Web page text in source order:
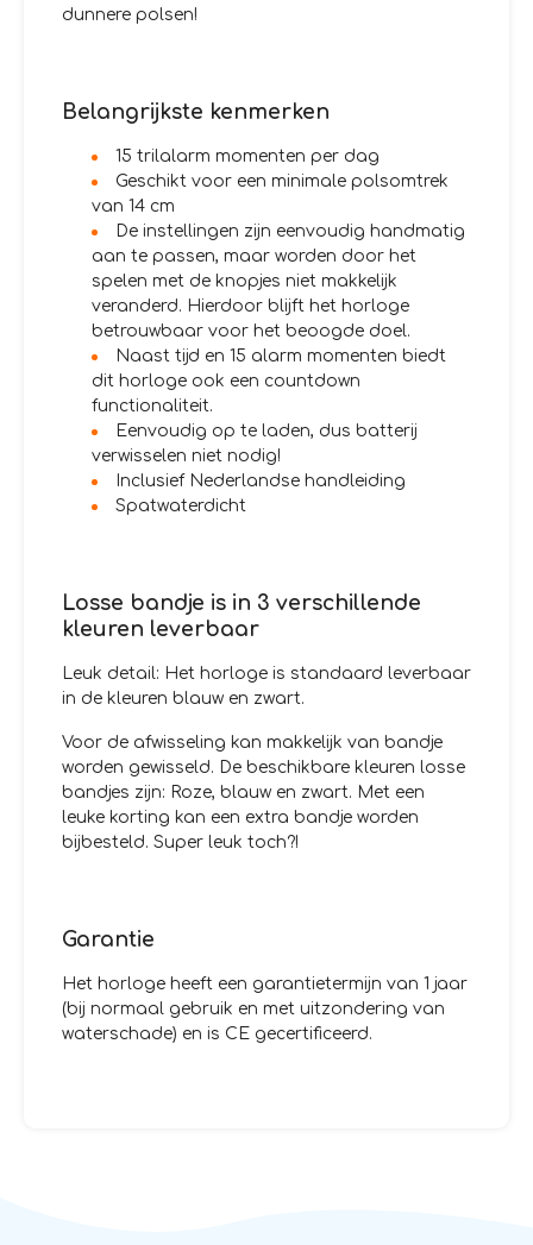
dunnere polsen!
Belangrijkste kenmerken
15 trilalarm momenten per dag
Geschikt voor een minimale polsomtrek
van 14 cm
De instellingen zijn eenvoudig handmatig
aan te passen, maar worden door het
spelen met de knopjes niet makkelijk
veranderd. Hierdoor blijft het horloge
betrouwbaar voor het beoogde doel.
Naast tijd en 15 alarm momenten biedt
dit horloge ook een countdown
functionaliteit.
Eenvoudig op te laden, dus batterij
verwisselen niet nodig!
Inclusief Nederlandse handleiding
Spatwaterdicht
Losse bandje is in 3 verschillende
kleuren leverbaar
Leuk detail: Het horloge is standaard leverbaar
in de kleuren blauw en zwart.
Voor de afwisseling kan makkelijk van bandje
worden gewisseld. De beschikbare kleuren losse
bandjes zijn: Roze, blauw en zwart. Met een
leuke korting kan een extra bandje worden
bijbesteld. Super leuk toch?!
Garantie
Het horloge heeft een garantietermijn van 1 jaar
(bij normaal gebruik en met uitzondering van
waterschade) en is CE gecertificeerd.